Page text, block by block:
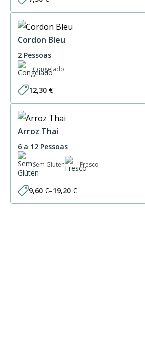
Cordon Bleu
2 Pessoas
Congelado
12,30 €
Arroz Thai
6 a 12 Pessoas
Sem Glúten Fresco
9,60 €–19,20 €
Price
range: